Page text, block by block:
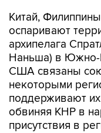
Китай,
оспаривают
архипелага
Наньша) в Южно-
США связаны
некоторыми
поддерживают
обвиняя КНР в
присутствия в